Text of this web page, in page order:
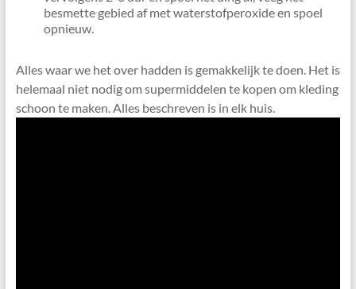
besmette gebied af met waterstofperoxide en spoel
opnieuw.
Alles waar we het over hadden is gemakkelijk te doen. Het is
helemaal niet nodig om supermiddelen te kopen om kleding
schoon te maken. Alles beschreven is in elk huis.